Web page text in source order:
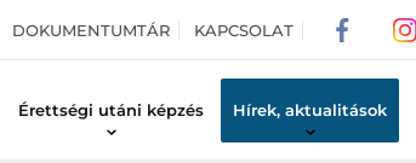
DOKUMENTUMTÁR KAPCSOLAT
Érettségi utáni képzés Hírek, aktualitások